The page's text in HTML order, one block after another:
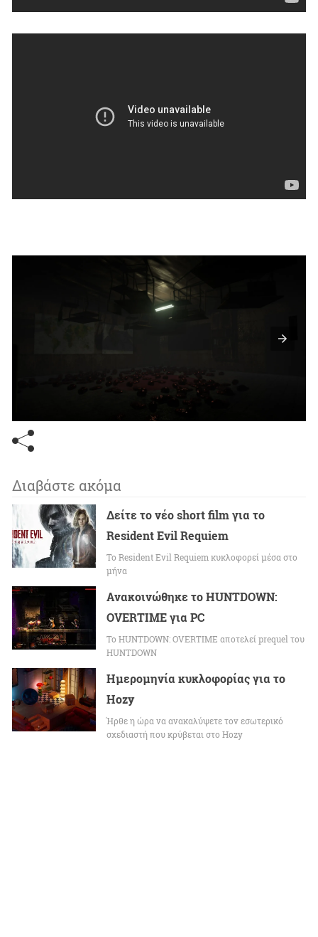
Διαβάστε ακόμα
Δείτε το νέο short film για το
Resident Evil Requiem
To Resident Evil Requiem κυκλοφορεί μέσα στο
μήνα
Ανακοινώθηκε το HUNTDOWN:
OVERTIME για PC
Το HUNTDOWN: OVERTIME αποτελεί prequel του
HUNTDOWN
Ημερομηνία κυκλοφορίας για το
Hozy
Ήρθε η ώρα να ανακαλύψετε τον εσωτερικό
σχεδιαστή που κρύβεται στο Hozy